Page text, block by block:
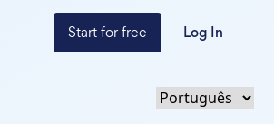
Start for free Log In